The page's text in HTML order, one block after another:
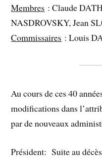
Membres : Claude
NASDROVSKY, Jean
Commissaires : Louis
Au cours de ces 40
modifications dans
par de nouveaux
Président: Suite au